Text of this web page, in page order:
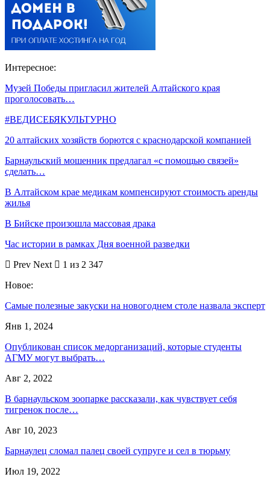
Интересное:
Музей Победы пригласил жителей Алтайского края
проголосовать…
#ВЕДИСЕБЯКУЛЬТУРНО
20 алтайских хозяйств борются с краснодарской компанией
Барнаульский мошенник предлагал «с помощью связей»
сделать…
В Алтайском крае медикам компенсируют стоимость аренды
жилья
В Бийске произошла массовая драка
Час истории в рамках Дня военной разведки
Prev Next
1 из 2 347
Новое:
Самые полезные закуски на новогоднем столе назвала эксперт
Янв 1, 2024
Опубликован список медорганизаций, которые студенты
АГМУ могут выбрать…
Авг 2, 2022
В барнаульском зоопарке рассказали, как чувствует себя
тигренок после…
Авг 10, 2023
Барнаулец сломал палец своей супруге и сел в тюрьму
Июл 19, 2022